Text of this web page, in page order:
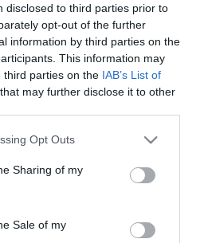
disclosed to third parties prior to
opt-out of the further
information by third parties on the
This information may
third parties on the IAB’s List of
that may further disclose it to other
app uses one or more Google
behaviour. You may click to
and its third-party tags to
purposes in below Google
Opt Outs
Sharing of my
Sale of my
Duna vízgyűjtőjére
fogtak el a 600 milliós
első magyar arany, a nyíltvízi úszó
a kieséses versenyt
cikkek:
Lillád!
2022.05.10 21:11